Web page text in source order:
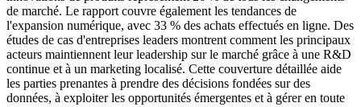
de marché. Le rapport couvre également les tendances de
l'expansion numérique, avec 33 % des achats effectués en ligne. Des
études de cas d'entreprises leaders montrent comment les principaux
acteurs maintiennent leur leadership sur le marché grâce à une R&D
continue et à un marketing localisé. Cette couverture détaillée aide
les parties prenantes à prendre des décisions fondées sur des
données, à exploiter les opportunités émergentes et à gérer en toute